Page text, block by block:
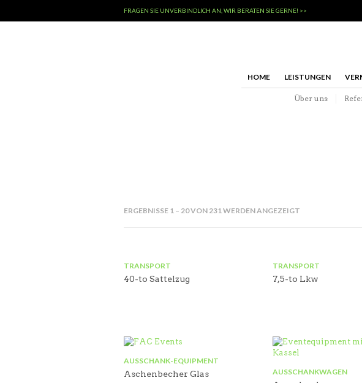
FRAGEN SIE UNVERBINDLICH AN, WIR BERATEN SIE GERNE! >>
HOME LEISTUNGEN
Über uns
ERGEBNISSE 1 – 20 VON 231 WERDEN ANGEZEIGT
TRANSPORT
40-to Sattelzug
TRANSPORT
7,5-to Lkw
AUSSCHANK-EQUIPMENT
Aschenbecher Glas AUSSCHANKWAGEN